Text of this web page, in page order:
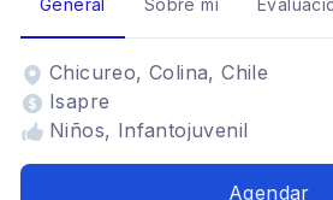
General Sobre mí
Chicureo, Colina, Chile
Isapre
Niños, Infantojuvenil
Agendar